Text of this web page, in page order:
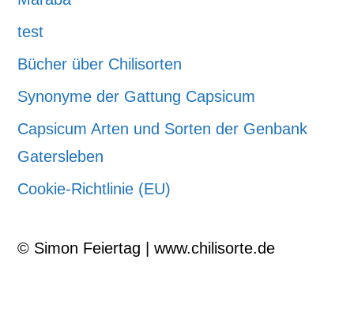
test
Bücher über Chilisorten
Synonyme der Gattung Capsicum
Capsicum Arten und Sorten der Genbank
Gatersleben
Cookie-Richtlinie (EU)
© Simon Feiertag | www.chilisorte.de